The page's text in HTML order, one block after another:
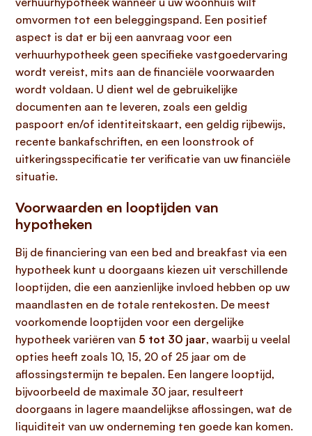
omvormen tot een beleggingspand. Een positief
aspect is dat er bij een aanvraag voor een
verhuurhypotheek geen specifieke vastgoedervaring
wordt vereist, mits aan de financiële voorwaarden
wordt voldaan. U dient wel de gebruikelijke
documenten aan te leveren, zoals een geldig
paspoort en/of identiteitskaart, een geldig rijbewijs,
recente bankafschriften, en een loonstrook of
uitkeringsspecificatie ter verificatie van uw financiële
situatie.
Voorwaarden en looptijden van
hypotheken
Bij de financiering van een bed and breakfast via een
hypotheek kunt u doorgaans kiezen uit verschillende
looptijden, die een aanzienlijke invloed hebben op uw
maandlasten en de totale rentekosten. De meest
voorkomende looptijden voor een dergelijke
hypotheek variëren van 5 tot 30 jaar, waarbij u veelal
opties heeft zoals 10, 15, 20 of 25 jaar om de
aflossingstermijn te bepalen. Een langere looptijd,
bijvoorbeeld de maximale 30 jaar, resulteert
doorgaans in lagere maandelijkse aflossingen, wat de
liquiditeit van uw onderneming ten goede kan komen.